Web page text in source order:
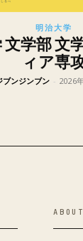
明治大学
文学部 文
ィア専
ブンジンブン - 2026
ABOUT